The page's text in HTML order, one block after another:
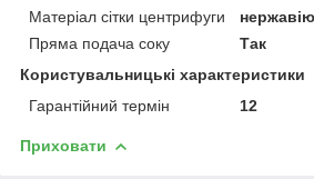
Матеріал сітки центрифуги
Пряма подача соку
Так
Користувальницькі характеристики
Гарантійний термін
12
Приховати